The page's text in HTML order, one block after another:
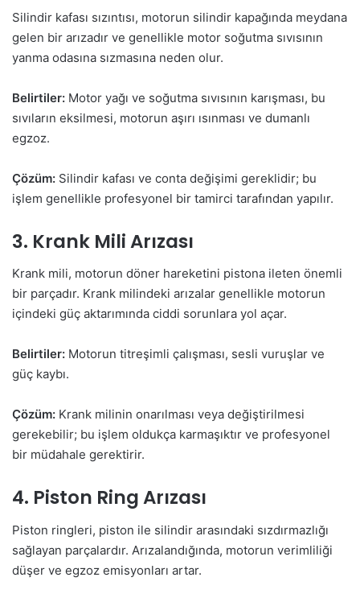
Silindir kafası sızıntısı, motorun silindir kapağında meydana
gelen bir arızadır ve genellikle motor soğutma sıvısının
yanma odasına sızmasına neden olur.
Belirtiler: Motor yağı ve soğutma sıvısının karışması, bu
sıvıların eksilmesi, motorun aşırı ısınması ve dumanlı
egzoz.
Çözüm: Silindir kafası ve conta değişimi gereklidir; bu
işlem genellikle profesyonel bir tamirci tarafından yapılır.
3. Krank Mili Arızası
Krank mili, motorun döner hareketini pistona ileten önemli
bir parçadır. Krank milindeki arızalar genellikle motorun
içindeki güç aktarımında ciddi sorunlara yol açar.
Belirtiler: Motorun titreşimli çalışması, sesli vuruşlar ve
güç kaybı.
Çözüm: Krank milinin onarılması veya değiştirilmesi
gerekebilir; bu işlem oldukça karmaşıktır ve profesyonel
bir müdahale gerektirir.
4. Piston Ring Arızası
Piston ringleri, piston ile silindir arasındaki sızdırmazlığı
sağlayan parçalardır. Arızalandığında, motorun verimliliği
düşer ve egzoz emisyonları artar.